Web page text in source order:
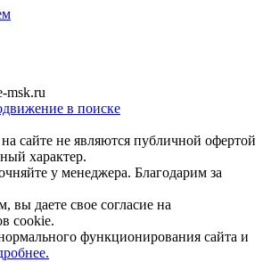
msk.ru
в поиске
не являются публичной офертой
характер.
у менеджера. Благодарим за
вы даете свое согласие на
cookie.
функционирования сайта и